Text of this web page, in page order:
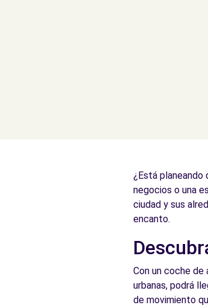
¿Está planeando
negocios o una
ciudad y sus
encanto.
Con un coche
urbanas, podrá
de movimiento